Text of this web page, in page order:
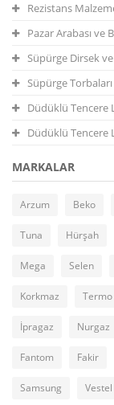
Rezistans
Pazar Arabası ve
Süpürge Dirsek
Süpürge Torbaları
Düdüklü Tencere
Düdüklü Tencere
MARKALAR
Arzum Beko
Tuna Hürşah
Mega Selen
Korkmaz Termo
İpragaz Nurgaz
Fantom Fakir
Samsung Vestel